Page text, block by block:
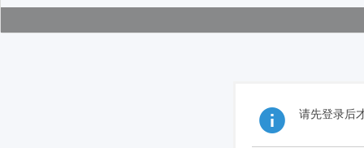
请先登录后